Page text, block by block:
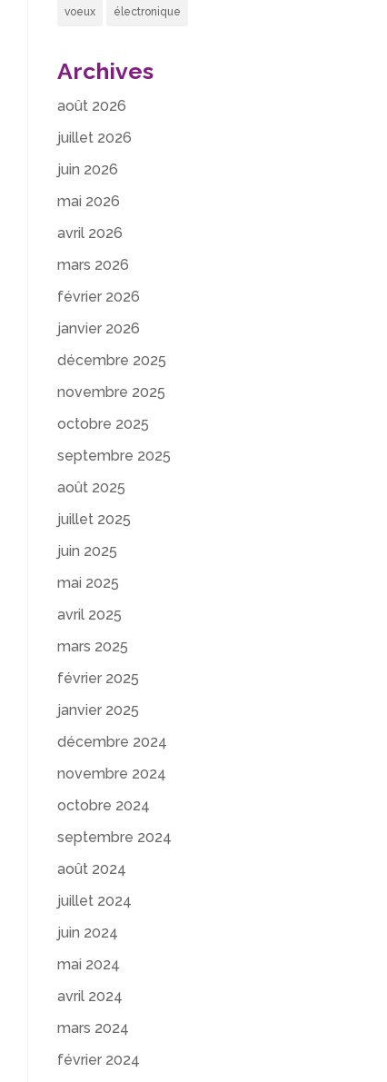
voeux électronique
Archives
août 2026
juillet 2026
juin 2026
mai 2026
avril 2026
mars 2026
février 2026
janvier 2026
décembre 2025
novembre 2025
octobre 2025
septembre 2025
août 2025
juillet 2025
juin 2025
mai 2025
avril 2025
mars 2025
février 2025
janvier 2025
décembre 2024
novembre 2024
octobre 2024
septembre 2024
août 2024
juillet 2024
juin 2024
mai 2024
avril 2024
mars 2024
février 2024